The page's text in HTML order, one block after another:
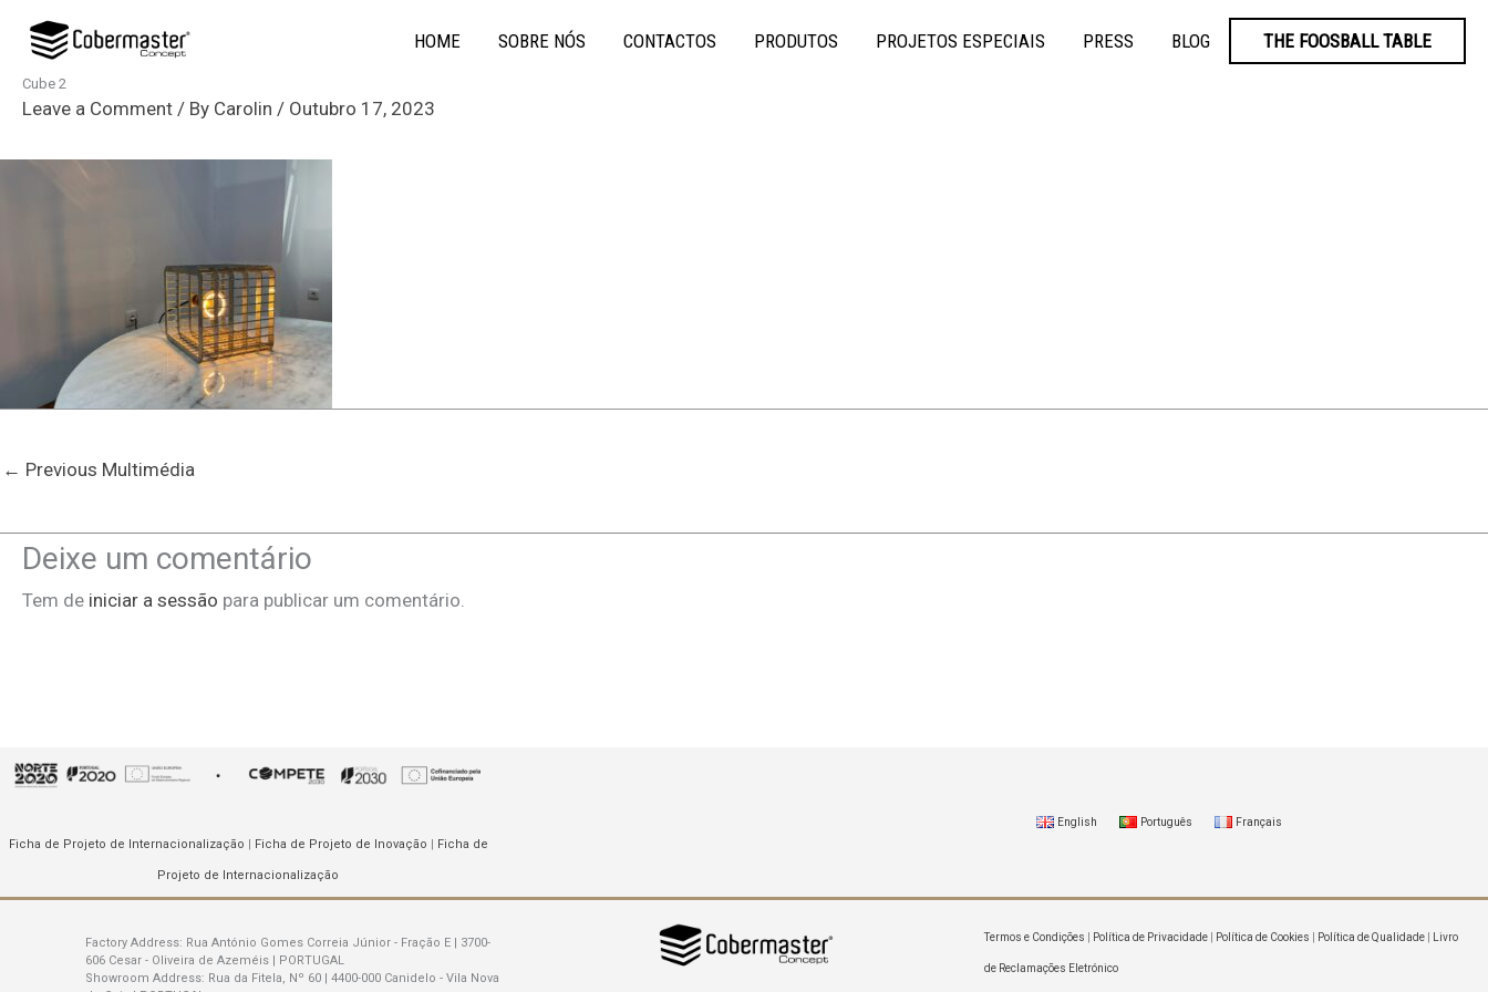
content
HOME SOBRE NÓS CONTACTOS PRODUTOS PROJETOS ESPECIAIS PRESS BLOG THE FOOSBALL TABLE
Cube 2
Leave a Comment / By Carolin / Outubro 17, 2023
← Previous Multimédia
Deixe um comentário
Tem de iniciar a sessão para publicar um comentário.
Ficha de Projeto de Internacionalização | Ficha de Projeto de Inovação | Ficha de
Projeto de Internacionalização
English Português Français
Factory Address: Rua António Gomes Correia Júnior - Fração E | 3700-
606 Cesar - Oliveira de Azeméis | PORTUGAL
Showroom Address: Rua da Fitela, Nº 60 | 4400-000 Canidelo - Vila Nova
Termos e Condições Política de Privacidade Política de Cookies Política de Qualidade Livro
de Reclamações Eletrónico